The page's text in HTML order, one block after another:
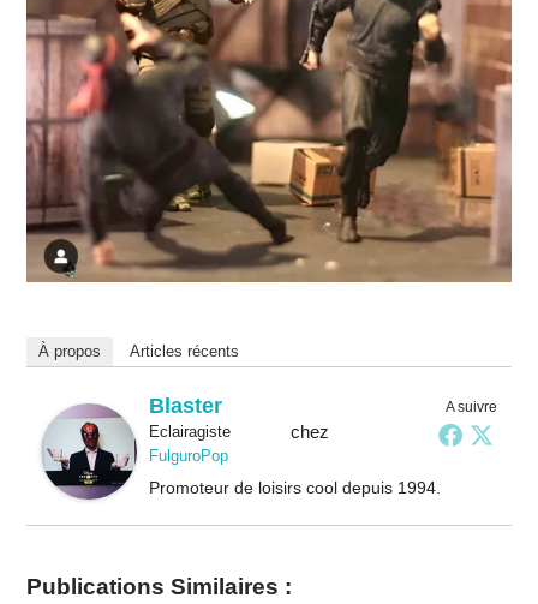
À propos Articles récents
A suivre
Blaster
Eclairagistechez
FulguroPop
Promoteur de loisirs cool depuis 1994.
Publications Similaires :